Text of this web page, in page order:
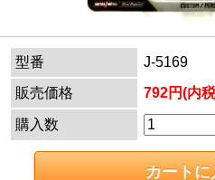
型番
J-5169
販売価格
792円(内
購入数